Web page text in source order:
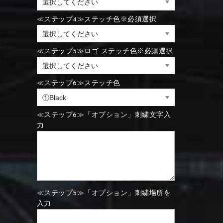
⑮Wine red
⑪Black ⑫Ivory
⑮Wine red
⑪Black
⑪Blue ⑫Aqua blue
⑮Rose pink
⑪Blue
⑮Rose pink
≪ステップ4≫ステッチ色※必須選択
≪ステップ5≫ロゴ ステッチ色※必須選択
≪ステップ6≫ステッチ色
≪ステップ6≫「オプション」刺繍文字入
力
≪ステップ5≫「オプション」刺繍場所を
入力